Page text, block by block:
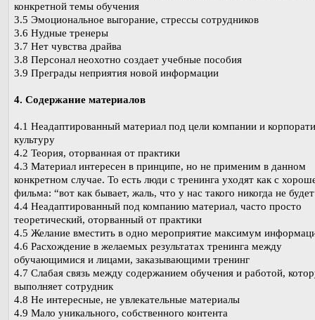
конкретной темы обучения
3.5 Эмоциональное выгорание, стрессы сотрудников
3.6 Нудные тренеры
3.7 Нет чувства драйва
3.8 Персонал неохотно создает учебные пособия
3.9 Преграды неприятия новой информации
4. Содержание материалов
4.1 Неадаптированный материал под цели компании и
культуру
4.2 Теория, оторванная от практики
4.3 Материал интересен в принципе, но не применим в данном
конкретном случае. То есть люди с тренинга уходят как с
фильма: “вот как бывает, жаль, что у нас такого никогда не
4.4 Неадаптированный под компанию материал, часто просто
теоретический, оторванный от практики
4.5 Желание вместить в одно мероприятие максимум
4.6 Расхождение в желаемых результатах тренинга между
обучающимися и лицами, заказывающими тренинг
4.7 Слабая связь между содержанием обучения и работой,
выполняет сотрудник
4.8 Не интересные, не увлекательные материалы
4.9 Мало уникального, собственного контента